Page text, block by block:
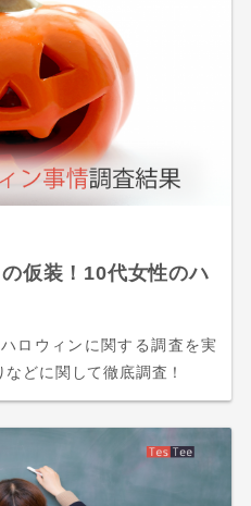
仮装！10代女性のハ
ロウィンに関する調査を実
どに関して徹底調査！